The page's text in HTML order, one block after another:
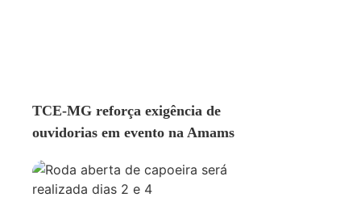
TCE-MG reforça exigência de
ouvidorias em evento na Amams